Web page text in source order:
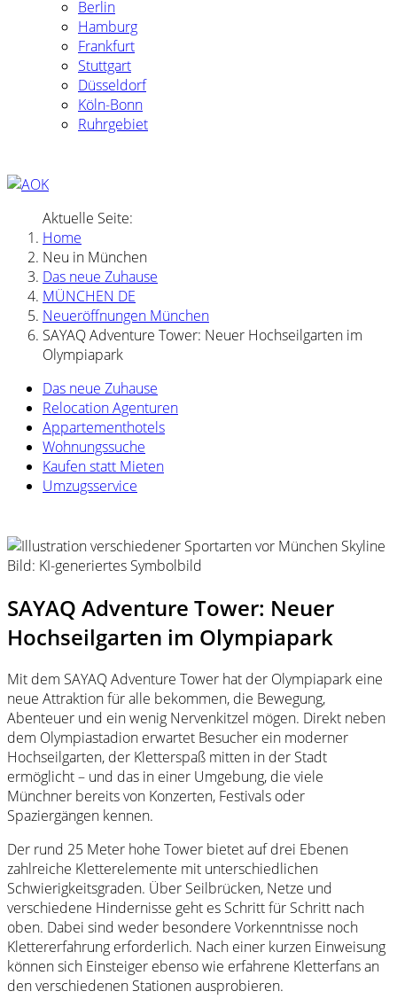
Berlin
Hamburg
Frankfurt
Stuttgart
Düsseldorf
Köln-Bonn
Ruhrgebiet
Aktuelle Seite:
Home
Neu in München
Das neue Zuhause
MÜNCHEN DE
Neueröffnungen München
SAYAQ Adventure Tower: Neuer Hochseilgarten im
Olympiapark
Das neue Zuhause
Relocation Agenturen
Appartementhotels
Wohnungssuche
Kaufen statt Mieten
Umzugsservice
Bild: KI-generiertes Symbolbild
SAYAQ Adventure Tower: Neuer
Hochseilgarten im Olympiapark
Mit dem SAYAQ Adventure Tower hat der Olympiapark eine
neue Attraktion für alle bekommen, die Bewegung,
Abenteuer und ein wenig Nervenkitzel mögen. Direkt neben
dem Olympiastadion erwartet Besucher ein moderner
Hochseilgarten, der Kletterspaß mitten in der Stadt
ermöglicht – und das in einer Umgebung, die viele
Münchner bereits von Konzerten, Festivals oder
Spaziergängen kennen.
Der rund 25 Meter hohe Tower bietet auf drei Ebenen
zahlreiche Kletterelemente mit unterschiedlichen
Schwierigkeitsgraden. Über Seilbrücken, Netze und
verschiedene Hindernisse geht es Schritt für Schritt nach
oben. Dabei sind weder besondere Vorkenntnisse noch
Klettererfahrung erforderlich. Nach einer kurzen Einweisung
können sich Einsteiger ebenso wie erfahrene Kletterfans an
den verschiedenen Stationen ausprobieren.